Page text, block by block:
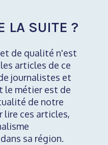
LA SUITE ?
de qualité n'est
articles de ce
journalistes et
le métier est de
de notre
lire ces articles,
sa région.